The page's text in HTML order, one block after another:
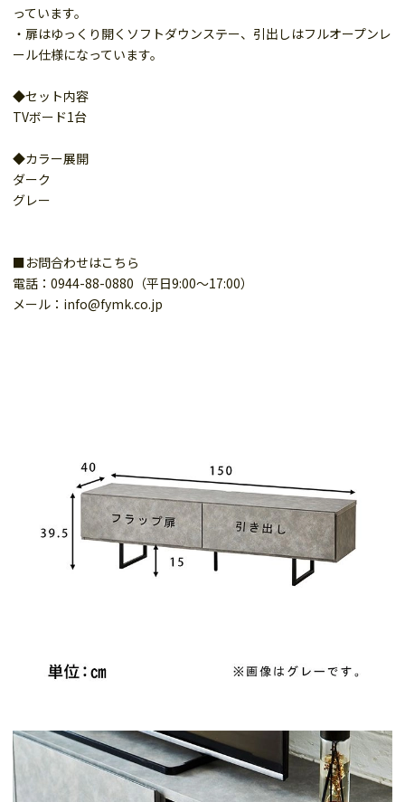
っています。
・扉はゆっくり開くソフトダウンステー、引出しはフルオープンレ
ール仕様になっています。
◆セット内容
TVボード1台
◆カラー展開
ダーク
グレー
■お問合わせはこちら
電話：0944-88-0880（平日9:00～17:00）
メール：info@fymk.co.jp